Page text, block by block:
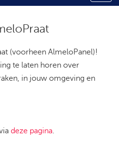
(voorheen AlmeloPanel)!
te laten horen over
in jouw omgeving en
deze pagina.